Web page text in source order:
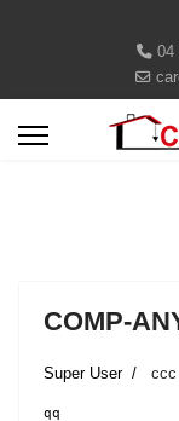
04
COMP-
Super User ccc
qq